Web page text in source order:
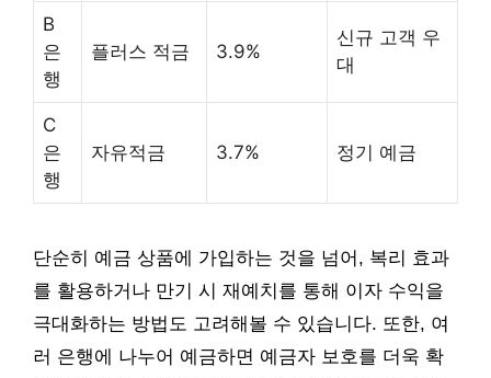
B
은
행
플러스 적금 3.9%
신규 고객 우
대
C
은
행
자유적금 3.7% 정기 예금
단순히 예금 상품에 가입하는 것을 넘어, 복리 효과
를 활용하거나 만기 시 재예치를 통해 이자 수익을
극대화하는 방법도 고려해볼 수 있습니다. 또한, 여
러 은행에 나누어 예금하면 예금자 보호를 더욱 확